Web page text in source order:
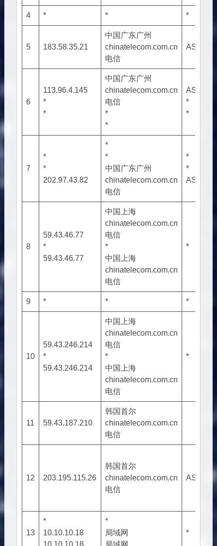
4 * * *
5 183.58.35.21
中国广东广州
chinatelecom.com.cn
电信
AS4134
6
113.96.4.145
*
*
中国广东广州
chinatelecom.com.cn
电信
*
*
AS4134
*
*
7
*
*
202.97.43.82
*
*
中国广东广州
chinatelecom.com.cn
电信
*
*
AS4134
8
59.43.46.77
*
59.43.46.77
中国上海
chinatelecom.com.cn
电信
*
中国上海
chinatelecom.com.cn
电信
*
9 * * *
10
59.43.246.214
*
59.43.246.214
中国上海
chinatelecom.com.cn
电信
*
中国上海
chinatelecom.com.cn
电信
*
11 59.43.187.210
韩国首尔
chinatelecom.com.cn
电信
12 203.195.115.26
韩国首尔
chinatelecom.com.cn
电信
AS4809
13
*
10.10.10.18
10.10.10.18
*
局域网
局域网
*